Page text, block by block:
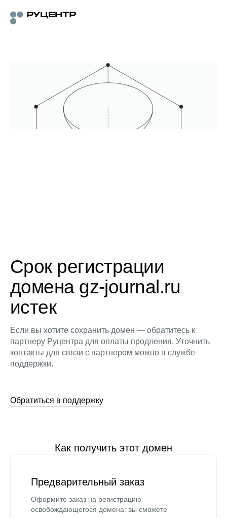
Срок регистрации
домена gz-journal.ru
истек
Если вы хотите сохранить домен — обратитесь к
партнеру Руцентра для оплаты продления. Уточнить
контакты для связи с партнером можно в службе
поддержки.
Обратиться в поддержку
Как получить этот домен
Предварительный заказ
Оформите заказ на регистрацию
освобождающегося домена: вы сможете